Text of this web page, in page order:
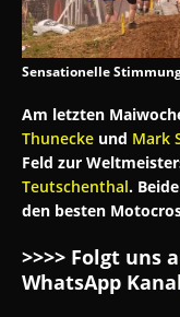
Sensationelle
Am letzten
Thunecke und Mark
Feld zur
Teutschenthal.
den besten
>>>> Folgt uns
WhatsApp Kanal